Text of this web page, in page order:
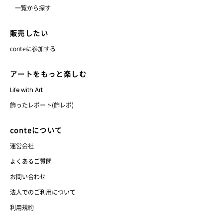
一覧から探す
販売したい
conteに参加する
アートをもっと楽しむ
Life with Art
飾ったレポート(飾レポ)
conteについて
運営会社
よくあるご質問
お問い合わせ
法人でのご利用について
利用規約